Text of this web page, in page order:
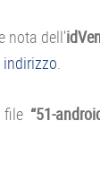
nota dell’
indirizzo.
file “51-